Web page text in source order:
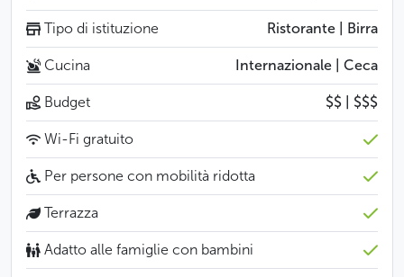
Meno
Tipo di istituzione Ristorante | Birra
Cucina Internazionale | Ceca
Budget $$ | $$$
Wi-Fi gratuito
Per persone con mobilità ridotta
Terrazza
Adatto alle famiglie con bambini